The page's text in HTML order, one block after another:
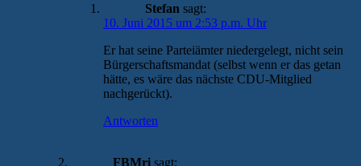
Stefan sagt:
10. Juni 2015 um 2:53 p.m. Uhr
Er hat seine Parteiämter niedergelegt, nicht sein
Bürgerschaftsmandat (selbst wenn er das getan
hätte, es wäre das nächste CDU-Mitglied
nachgerückt).
Antworten
FBMri sagt: